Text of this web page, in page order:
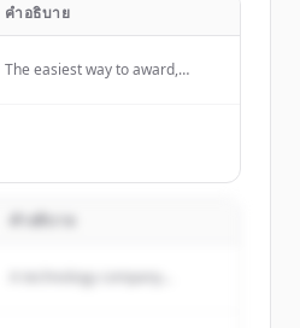
คำอธิบาย
The easiest way to award,
คำอธิบาย
A technology company...